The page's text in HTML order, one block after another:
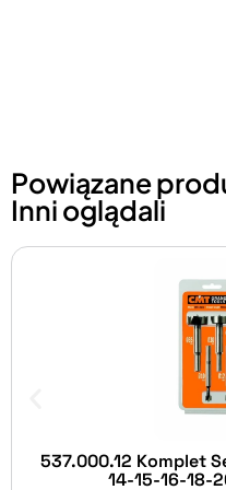
Powiązane
Inni oglądali
537.000.12 Komplet
14-15-16-